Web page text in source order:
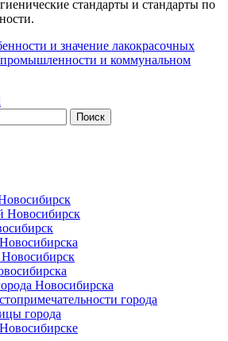
стандарты и стандарты по
и значение лакокрасочных
и коммунальном
Новосибирск
Новосибирск
Новосибирска
города
города